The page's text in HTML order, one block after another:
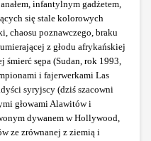
infantylnym gadżetem,
się stale kolorowych
chaosu poznawczego, braku
z głodu afrykańskiej
sępa (Sudan, rok 1993,
i fajerwerkami Las
syryjscy (dziś szacowni
głowami Alawitów i
dywanem w Hollywood,
ze zrównanej z ziemią i